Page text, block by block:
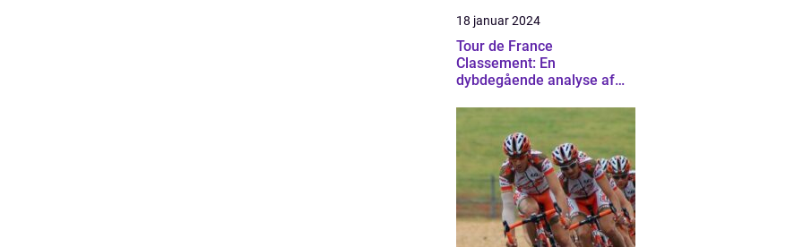
18 januar 2024
Tour de France
Classement: En
dybdegående analyse af
prestigefyldte rangliste